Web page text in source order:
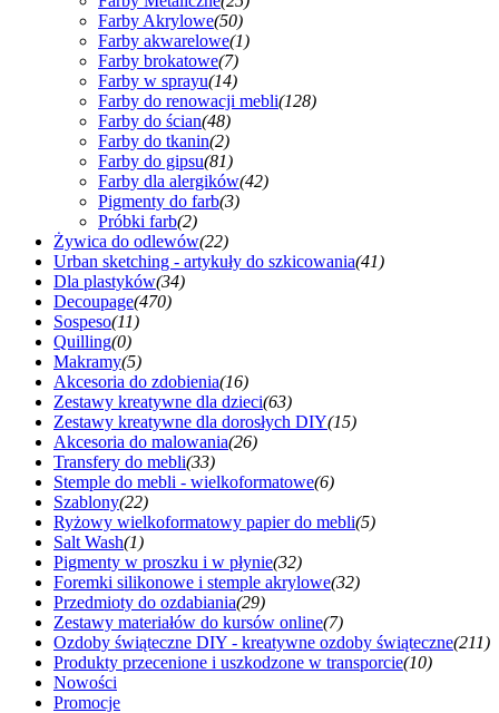
Farby Akrylowe(50)
Farby akwarelowe(1)
Farby brokatowe(7)
Farby w sprayu(14)
Farby do renowacji mebli(128)
Farby do ścian(48)
Farby do tkanin(2)
Farby do gipsu(81)
Farby dla alergików(42)
Pigmenty do farb(3)
Próbki farb(2)
Żywica do odlewów(22)
Urban sketching - artykuły do szkicowania(41)
Dla plastyków(34)
Decoupage(470)
Sospeso(11)
Quilling(0)
Makramy(5)
Akcesoria do zdobienia(16)
Zestawy kreatywne dla dzieci(63)
Zestawy kreatywne dla dorosłych DIY(15)
Akcesoria do malowania(26)
Transfery do mebli(33)
Stemple do mebli - wielkoformatowe(6)
Szablony(22)
Ryżowy wielkoformatowy papier do mebli(5)
Salt Wash(1)
Pigmenty w proszku i w płynie(32)
Foremki silikonowe i stemple akrylowe(32)
Przedmioty do ozdabiania(29)
Zestawy materiałów do kursów online(7)
Ozdoby świąteczne DIY - kreatywne ozdoby świąteczne(211)
Produkty przecenione i uszkodzone w transporcie(10)
Nowości
Promocje